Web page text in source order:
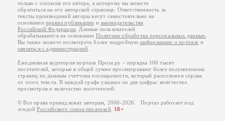
только с согласия его автора, к которому вы можете
обратиться на его авторской странице. Ответственность за
тексты произведений авторы несут самостоятельно на
основанииправил публикации изаконодательства
Российской Федерации . Данные пользователей
обрабатываются на основании Политики обработки персональных данных
Вы также можете посмотреть более подробную информацию о портале и
связаться с администрацией
Ежедневная аудитория портала Проза.ру – порядка 100 тысяч
посетителей, которые в общей сумме просматривают более полумиллиона
страниц по данным счетчика посещаемости, который расположен справа
от этого текста. В каждой графе указано по две цифры: количество
просмотров и количество посетителей.
© Все права принадлежат авторам, 2000-2026. Портал работает под
эгидойРоссийского союза писателей. 18+